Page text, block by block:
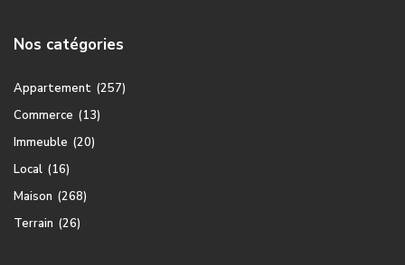
Nos catégories
Appartement (257)
Commerce (13)
Immeuble (20)
Local (16)
Maison (268)
Terrain (26)